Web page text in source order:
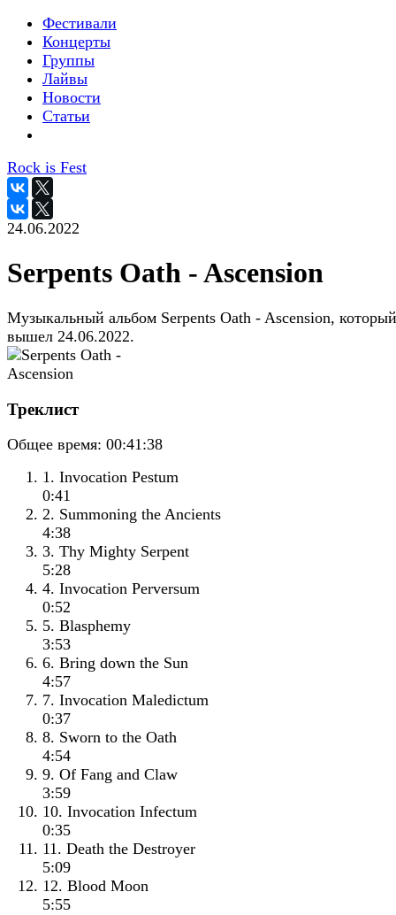
Фестивали
Концерты
Группы
Лайвы
Новости
Статьи
Rock is Fest
24.06.2022
Serpents Oath - Ascension
Музыкальный альбом Serpents Oath - Ascension, который
вышел 24.06.2022.
Треклист
Общее время: 00:41:38
1. Invocation Pestum
0:41
2. Summoning the Ancients
4:38
3. Thy Mighty Serpent
5:28
4. Invocation Perversum
0:52
5. Blasphemy
3:53
6. Bring down the Sun
4:57
7. Invocation Maledictum
0:37
8. Sworn to the Oath
4:54
9. Of Fang and Claw
3:59
10. Invocation Infectum
0:35
11. Death the Destroyer
5:09
12. Blood Moon
5:55